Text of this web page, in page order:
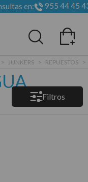
en: 955 44 45
> JUNKERS > REPUESTOS >
Filtros